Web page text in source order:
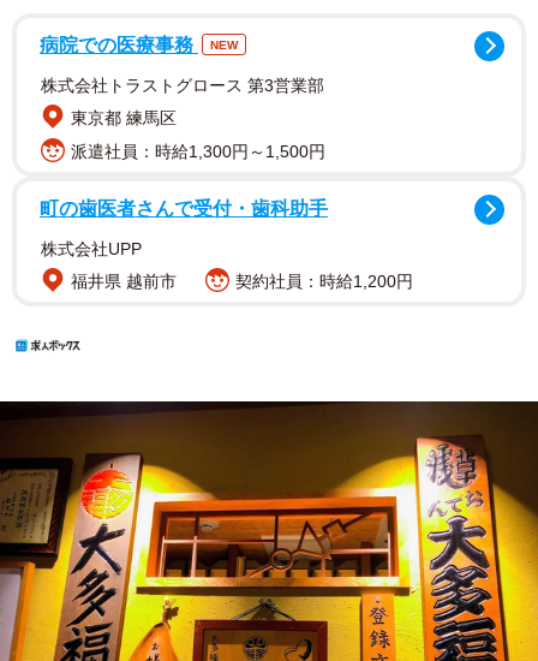
病院での医療事務 NEW
株式会社トラストグロース 第3営業部
東京都 練馬区
派遣社員：時給1,300円～1,500円
町の歯医者さんで受付・歯科助手
株式会社UPP
福井県 越前市
契約社員：時給1,200円